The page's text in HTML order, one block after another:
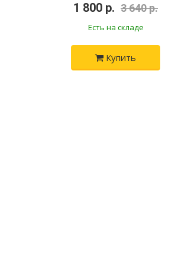
1 800 р. 3 640 р.
Есть на складе
Купить